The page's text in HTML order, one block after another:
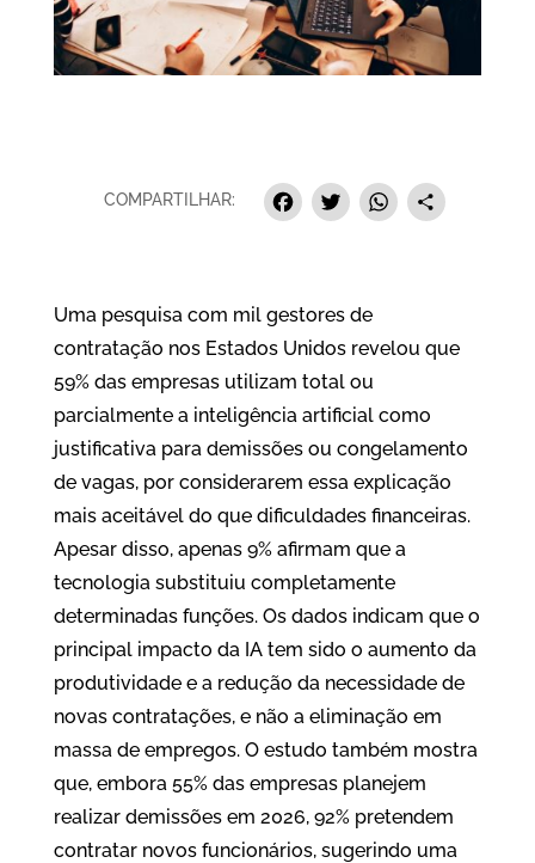
COMPARTILHAR: Facebook
Twitter
Uma pesquisa com mil gestores de
contratação nos Estados Unidos revelou que
59% das empresas utilizam total ou
parcialmente a inteligência artificial como
justificativa para demissões ou congelamento
de vagas, por considerarem essa explicação
mais aceitável do que dificuldades financeiras.
Apesar disso, apenas 9% afirmam que a
tecnologia substituiu completamente
determinadas funções. Os dados indicam que o
principal impacto da IA tem sido o aumento da
produtividade e a redução da necessidade de
novas contratações, e não a eliminação em
massa de empregos. O estudo também mostra
que, embora 55% das empresas planejem
realizar demissões em 2026, 92% pretendem
contratar novos funcionários, sugerindo uma